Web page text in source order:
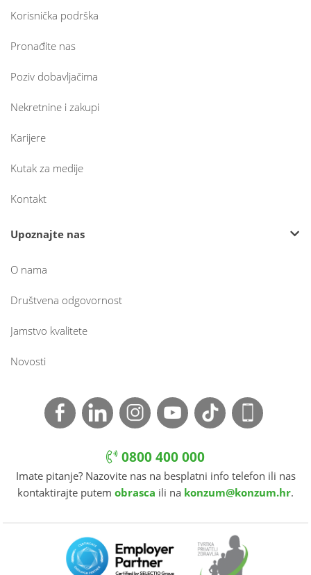
Korisnička podrška
Pronađite nas
Poziv dobavljačima
Nekretnine i zakupi
Karijere
Kutak za medije
Kontakt
Upoznajte nas
O nama
Društvena odgovornost
Jamstvo kvalitete
Novosti
0800 400 000
Imate pitanje? Nazovite nas na besplatni info telefon ili nas
kontaktirajte putem obrasca ili na konzum@konzum.hr.